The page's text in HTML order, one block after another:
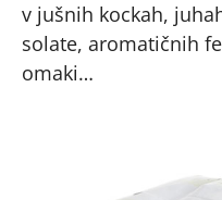
v jušnih kockah,
solate, aromatičnih
omaki…